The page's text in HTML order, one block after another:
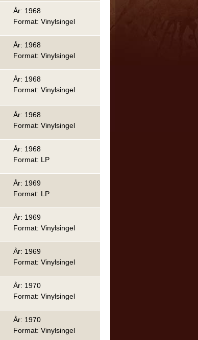
År: 1968
Format: Vinylsingel
År: 1968
Format: Vinylsingel
År: 1968
Format: Vinylsingel
År: 1968
Format: Vinylsingel
År: 1968
Format: LP
År: 1969
Format: LP
År: 1969
Format: Vinylsingel
År: 1969
Format: Vinylsingel
År: 1970
Format: Vinylsingel
År: 1970
Format: Vinylsingel